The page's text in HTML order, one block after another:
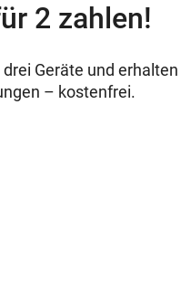
2 zahlen!
Geräte und erhalten
– kostenfrei.